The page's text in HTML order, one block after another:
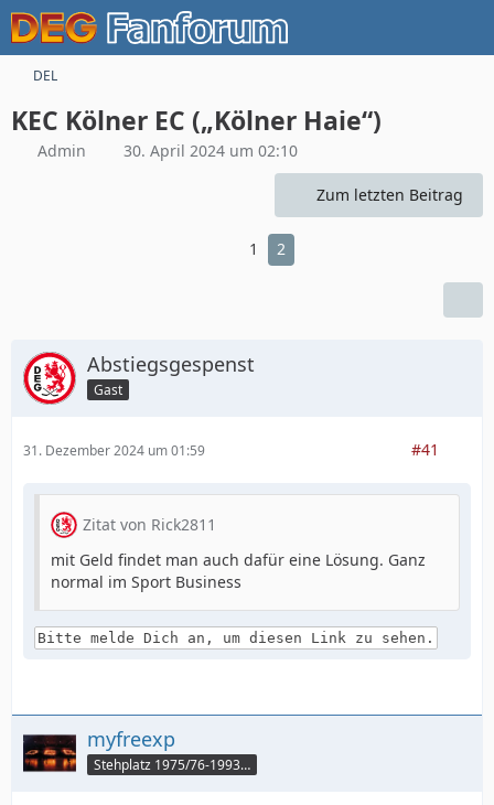
DEL
KEC Kölner EC („Kölner Haie“)
Admin 30. April 2024 um 02:10
Zum letzten Beitrag
1 2
Abstiegsgespenst
Gast
31. Dezember 2024 um 01:59 #41
Zitat von Rick2811
mit Geld findet man auch dafür eine Lösung. Ganz
normal im Sport Business
Bitte melde Dich an, um diesen Link zu sehen.
myfreexp
Stehplatz 1975/76-1993/94